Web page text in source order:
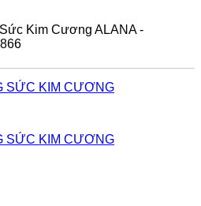
Kim Cương ALANA -